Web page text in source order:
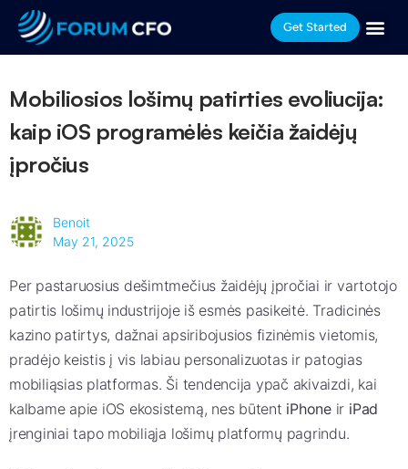
Get Started
Mobiliosios lošimų patirties evoliucija:
kaip iOS programėlės keičia žaidėjų
įpročius
Benoit
May 21, 2025
Per pastaruosius dešimtmečius žaidėjų įpročiai ir vartotojo
patirtis lošimų industrijoje iš esmės pasikeitė. Tradicinės
kazino patirtys, dažnai apsiribojusios fizinėmis vietomis,
pradėjo keistis į vis labiau personalizuotas ir patogias
mobiliąsias platformas. Ši tendencija ypač akivaizdi, kai
kalbame apie iOS ekosistemą, nes būtent iPhoneir iPad
įrenginiai tapo mobiliąja lošimų platformų pagrindu.